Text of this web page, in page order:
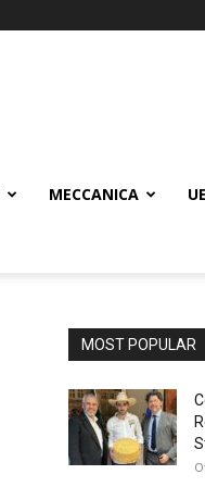
MECCANICA
MOST POPULAR